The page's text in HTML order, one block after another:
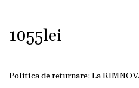
1055lei
Politica de returnare: La